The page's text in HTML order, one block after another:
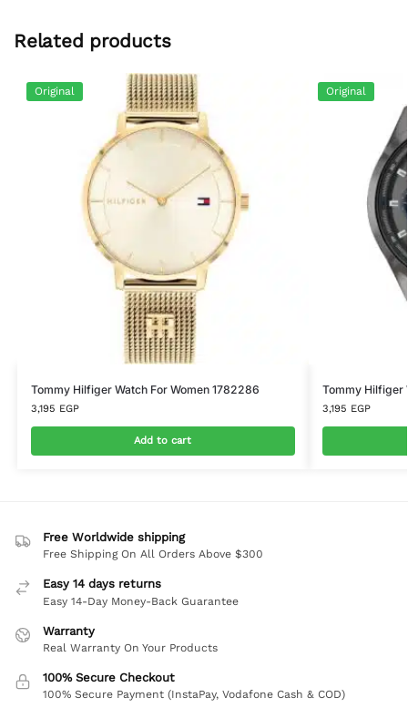
Related products
Original
Tommy Hilfiger Watch For Women 1782286
3,195 EGP
Add to cart
Original
Tommy Hilfiger
3,195 EGP
Free Worldwide shipping
Free Shipping On All Orders Above $300
Easy 14 days returns
Easy 14-Day Money-Back Guarantee
Warranty
Real Warranty On Your Products
100% Secure Checkout
100% Secure Payment (InstaPay, Vodafone Cash & COD)